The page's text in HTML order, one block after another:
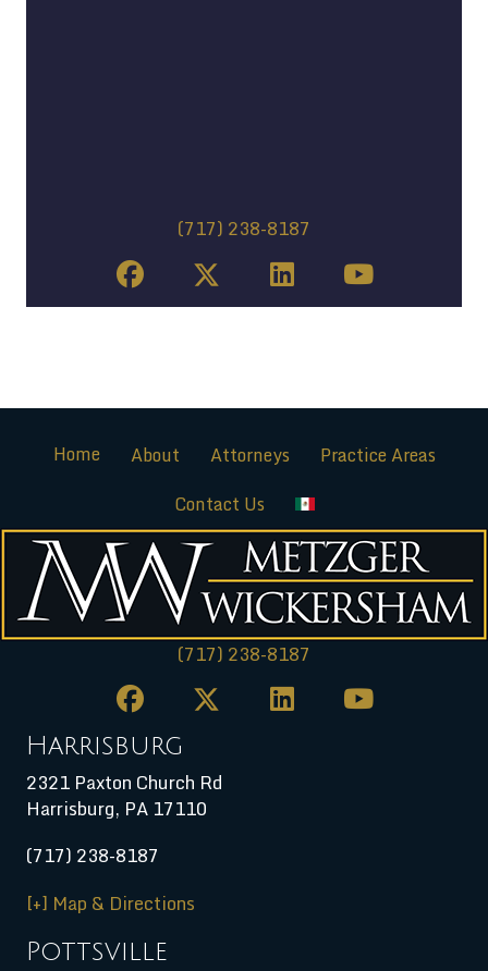
(717) 238-8187
Home About Attorneys
Practice Areas
Contact Us
(717) 238-8187
Harrisburg
2321 Paxton Church Rd
Harrisburg, PA 17110
(717) 238-8187
[+] Map & Directions
Pottsville